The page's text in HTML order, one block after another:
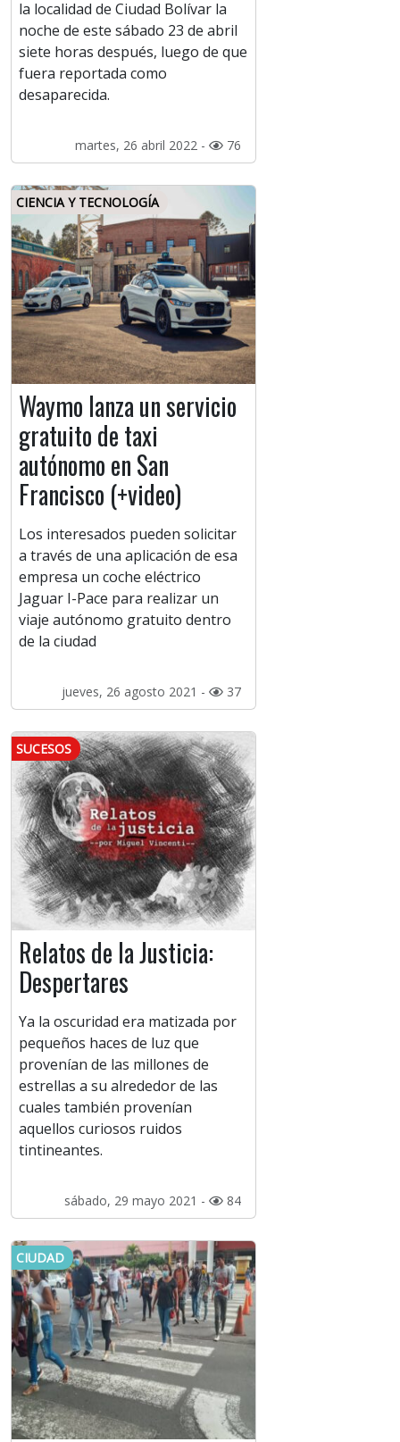
la localidad de Ciudad Bolívar la
noche de este sábado 23 de abril
siete horas después, luego de que
fuera reportada como
desaparecida.
martes, 26 abril 2022 - 76
CIENCIA Y TECNOLOGÍA
Waymo lanza un servicio
gratuito de taxi
autónomo en San
Francisco (+video)
Los interesados pueden solicitar
a través de una aplicación de esa
empresa un coche eléctrico
Jaguar I-Pace para realizar un
viaje autónomo gratuito dentro
de la ciudad
jueves, 26 agosto 2021 - 37
SUCESOS
Relatos de la Justicia:
Despertares
Ya la oscuridad era matizada por
pequeños haces de luz que
provenían de las millones de
estrellas a su alrededor de las
cuales también provenían
aquellos curiosos ruidos
tintineantes.
sábado, 29 mayo 2021 - 84
CIUDAD